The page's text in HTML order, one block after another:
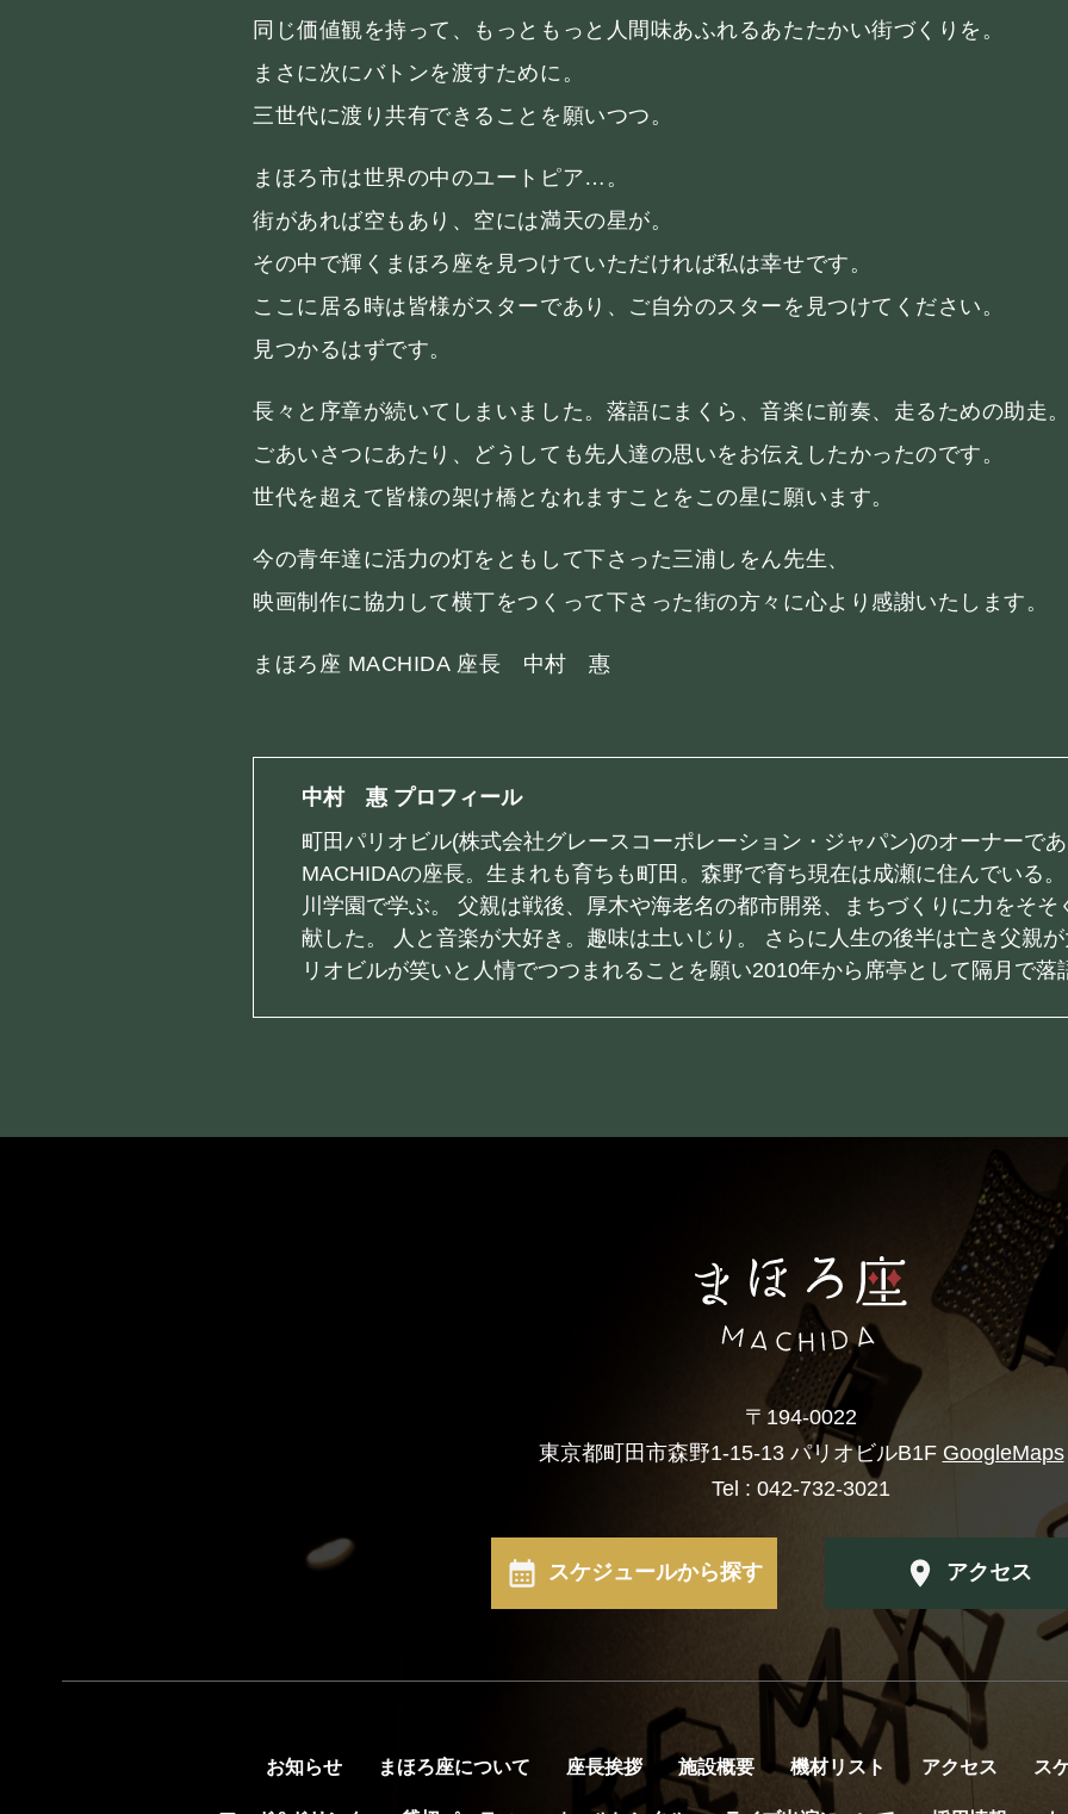
同じ価値観を持って、もっともっと人間味あふれるあたたかい街づくりを。
まさに次にバトンを渡すために。
三世代に渡り共有できることを願いつつ。
まほろ市は世界の中のユートピア…。
街があれば空もあり、空には満天の星が。
その中で輝くまほろ座を見つけていただければ私は幸せです。
ここに居る時は皆様がスターであり、ご自分のスターを見つけてください。
見つかるはずです。
長々と序章が続いてしまいました。落語にまくら、音楽に前奏、走るための助走。
ごあいさつにあたり、どうしても先人達の思いをお伝えしたかったのです。
世代を超えて皆様の架け橋となれますことをこの星に願います。
今の青年達に活力の灯をともして下さった三浦しをん先生、
映画制作に協力して横丁をつくって下さった街の方々に心より感謝いたします。
まほろ座 MACHIDA 座長 中村 惠
中村 惠 プロフィール
町田パリオビル(株式会社グレースコーポレーション・ジャパン)のオーナーで
MACHIDAの座長。生まれも育ちも町田。森野で育ち現在は成瀬に住んでいる
川学園で学ぶ。 父親は戦後、厚木や海老名の都市開発、まちづくりに力をそ
献した。 人と音楽が大好き。趣味は土いじり。 さらに人生の後半は亡き父親
リオビルが笑いと人情でつつまれることを願い2010年から席亭として隔月で落
〒194-0022
東京都町田市森野1-15-13パリオビルB1F GoogleMaps
Tel : 042-732-3021
スケジュールから探す アクセス
お知らせ まほろ座について 座長挨拶 施設概要 機材リスト アクセス ス